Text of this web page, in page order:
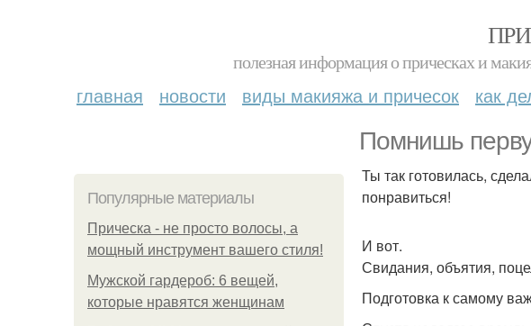
полезная информация о прическах и
главная новости виды макияжа и причесок как
Помнишь
Популярные материалы
Прическа - не просто волосы, а
мощный инструмент вашего стиля!
Мужской гардероб: 6 вещей,
которые нравятся женщинам
Ты так готовилась,
понравиться!
И вот.
Свидания, объятия,
Подготовка к самому